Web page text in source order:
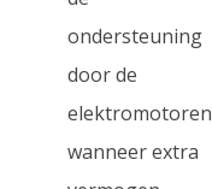
ondersteuning
door de
elektromotoren
wanneer extra